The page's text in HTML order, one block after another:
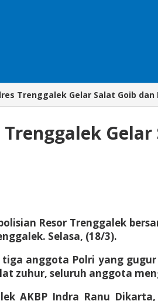
Trenggalek Gelar Salat Goib
Resor Trenggalek
Selasa, (18/3).
anggota Polri yang
zuhur, seluruh anggota
AKBP Indra Ranu